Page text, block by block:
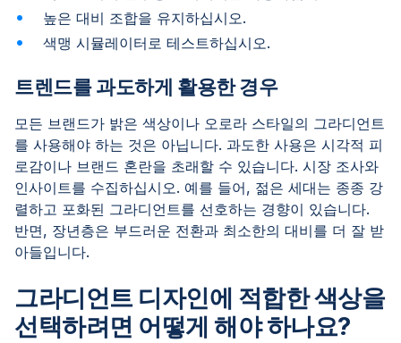
높은 대비 조합을 유지하십시오.
색맹 시뮬레이터로 테스트하십시오.
트렌드를 과도하게 활용한 경우
모든 브랜드가 밝은 색상이나 오로라 스타일의 그라디언트
를 사용해야 하는 것은 아닙니다. 과도한 사용은 시각적 피
로감이나 브랜드 혼란을 초래할 수 있습니다. 시장 조사와
인사이트를 수집하십시오. 예를 들어, 젊은 세대는 종종 강
렬하고 포화된 그라디언트를 선호하는 경향이 있습니다.
반면, 장년층은 부드러운 전환과 최소한의 대비를 더 잘 받
아들입니다.
그라디언트 디자인에 적합한 색상을
선택하려면 어떻게 해야 하나요?